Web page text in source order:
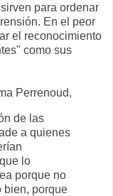
para ordenar
En el peor
el reconocimiento
como sus
Perrenoud,
de las
a quienes
lo
porque no
bien, porque